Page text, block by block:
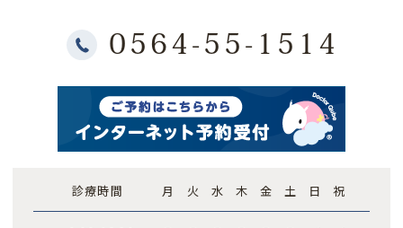
0564-55-1514
診療時間 月 火 水 木 金 土 日 祝